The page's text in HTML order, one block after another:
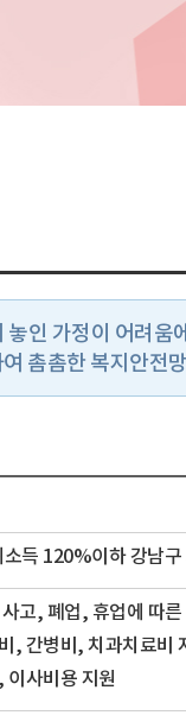
놓인 가정이 어려움
촘촘한 복지안전
득 120%이하 강남구
고, 폐업, 휴업에 따
, 간병비, 치과치료비
이사비용 지원